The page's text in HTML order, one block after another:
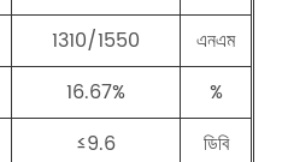
1310/1550
এনএম
16.67%
%
≤9.6
ডিবি